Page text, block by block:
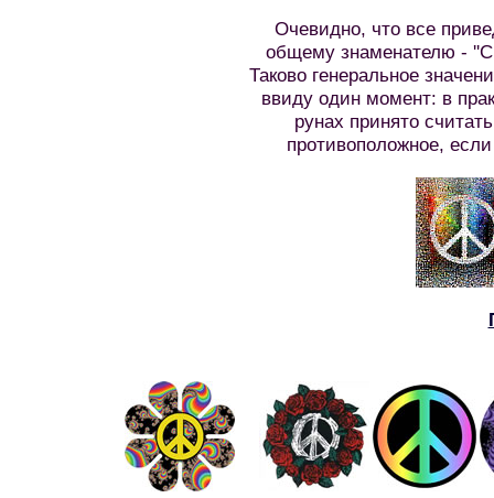
Очевидно, что все
общему знаменателю -
Таково генеральное
ввиду один момент: в
рунах принято
противоположное,